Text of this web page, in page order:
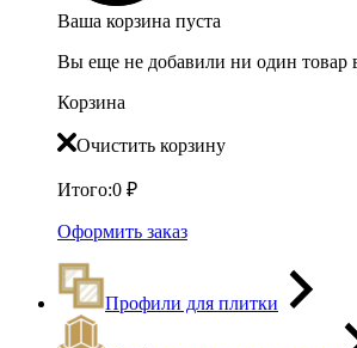
Ваша корзина пуста
Вы еще не добавили ни один товар
Корзина
Очистить корзину
Итого:0 ₽
Оформить заказ
Профили для плитки